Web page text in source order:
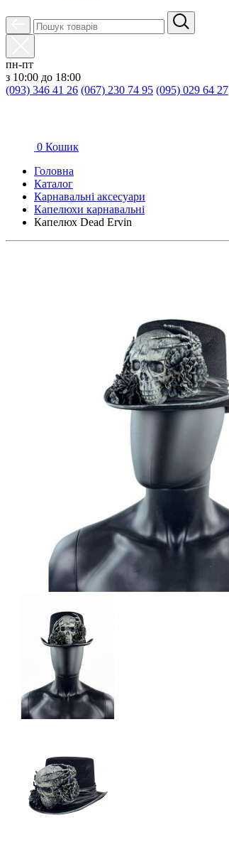
пн-пт
з 10:00 до 18:00
(093) 346 41 26 (067) 230 74 95 (095) 029 64 27
0 Кошик
Головна
Каталог
Карнавальні аксесуари
Капелюхи карнавальні
Капелюх Dead Ervin